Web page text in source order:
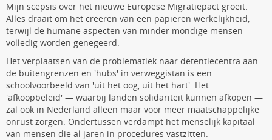
Mijn scepsis over het nieuwe Europese Migratiepact groeit.
Alles draait om het creëren van een papieren werkelijkheid,
terwijl de humane aspecten van minder mondige mensen
volledig worden genegeerd.
Het verplaatsen van de problematiek naar detentiecentra aan
de buitengrenzen en 'hubs' in verweggistan is een
schoolvoorbeeld van 'uit het oog, uit het hart'. Het
'afkoopbeleid' — waarbij landen solidariteit kunnen afkopen —
zal ook in Nederland alleen maar voor meer maatschappelijke
onrust zorgen. Ondertussen verdampt het menselijk kapitaal
van mensen die al jaren in procedures vastzitten.